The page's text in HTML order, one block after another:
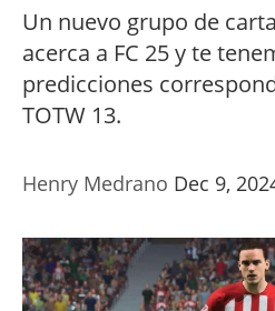
Un nuevo grupo de
acerca a FC 25 y te
predicciones
TOTW 13.
Henry Medrano Dec 9,